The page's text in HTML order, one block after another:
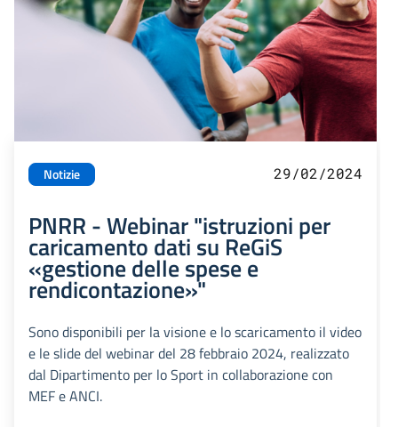
Notizie 29/02/2024
PNRR - Webinar "istruzioni per
caricamento dati su ReGiS
«gestione delle spese e
rendicontazione»"
Sono disponibili per la visione e lo scaricamento il video
e le slide del webinar del 28 febbraio 2024, realizzato
dal Dipartimento per lo Sport in collaborazione con
MEF e ANCI.